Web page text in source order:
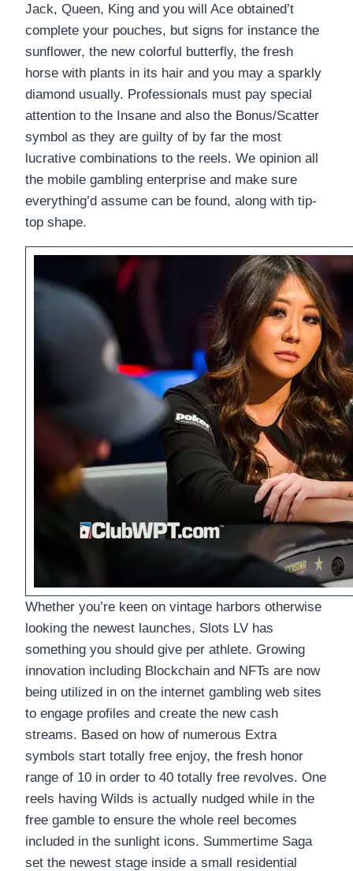
Jack, Queen, King and you will Ace obtained’t
complete your pouches, but signs for instance the
sunflower, the new colorful butterfly, the fresh
horse with plants in its hair and you may a sparkly
diamond usually. Professionals must pay special
attention to the Insane and also the Bonus/Scatter
symbol as they are guilty of by far the most
lucrative combinations to the reels. We opinion all
the mobile gambling enterprise and make sure
everything’d assume can be found, along with tip-
top shape.
Whether you’re keen on vintage harbors otherwise
looking the newest launches, Slots LV has
something you should give per athlete. Growing
innovation including Blockchain and NFTs are now
being utilized in on the internet gambling web sites
to engage profiles and create the new cash
streams. Based on how of numerous Extra
symbols start totally free enjoy, the fresh honor
range of 10 in order to 40 totally free revolves. One
reels having Wilds is actually nudged while in the
free gamble to ensure the whole reel becomes
included in the sunlight icons. Summertime Saga
set the newest stage inside a small residential